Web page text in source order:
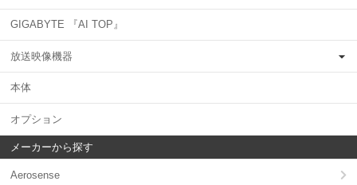
GIGABYTE 『AI TOP』
放送映像機器
本体
オプション
メーカーから探す
Aerosense